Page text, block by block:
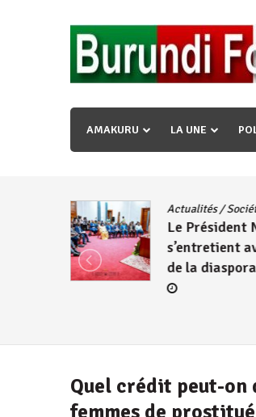
« Ingorane si ugupfa , ingorane
uzopfire neza umuryango
AMAKURU LA UNE
Actualités/
Le Président
s’entretient
de la
Quel crédit peut-on
femmes de